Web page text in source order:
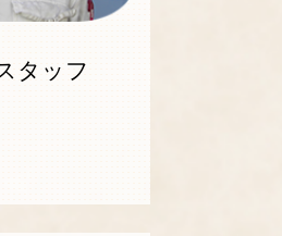
タッフ